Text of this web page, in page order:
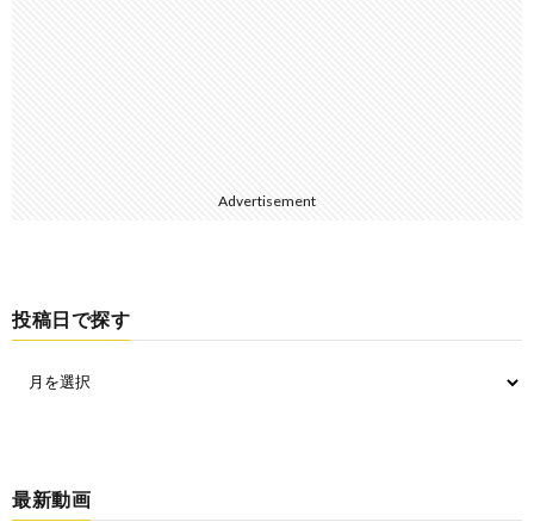
Advertisement
投稿日で探す
最新動画